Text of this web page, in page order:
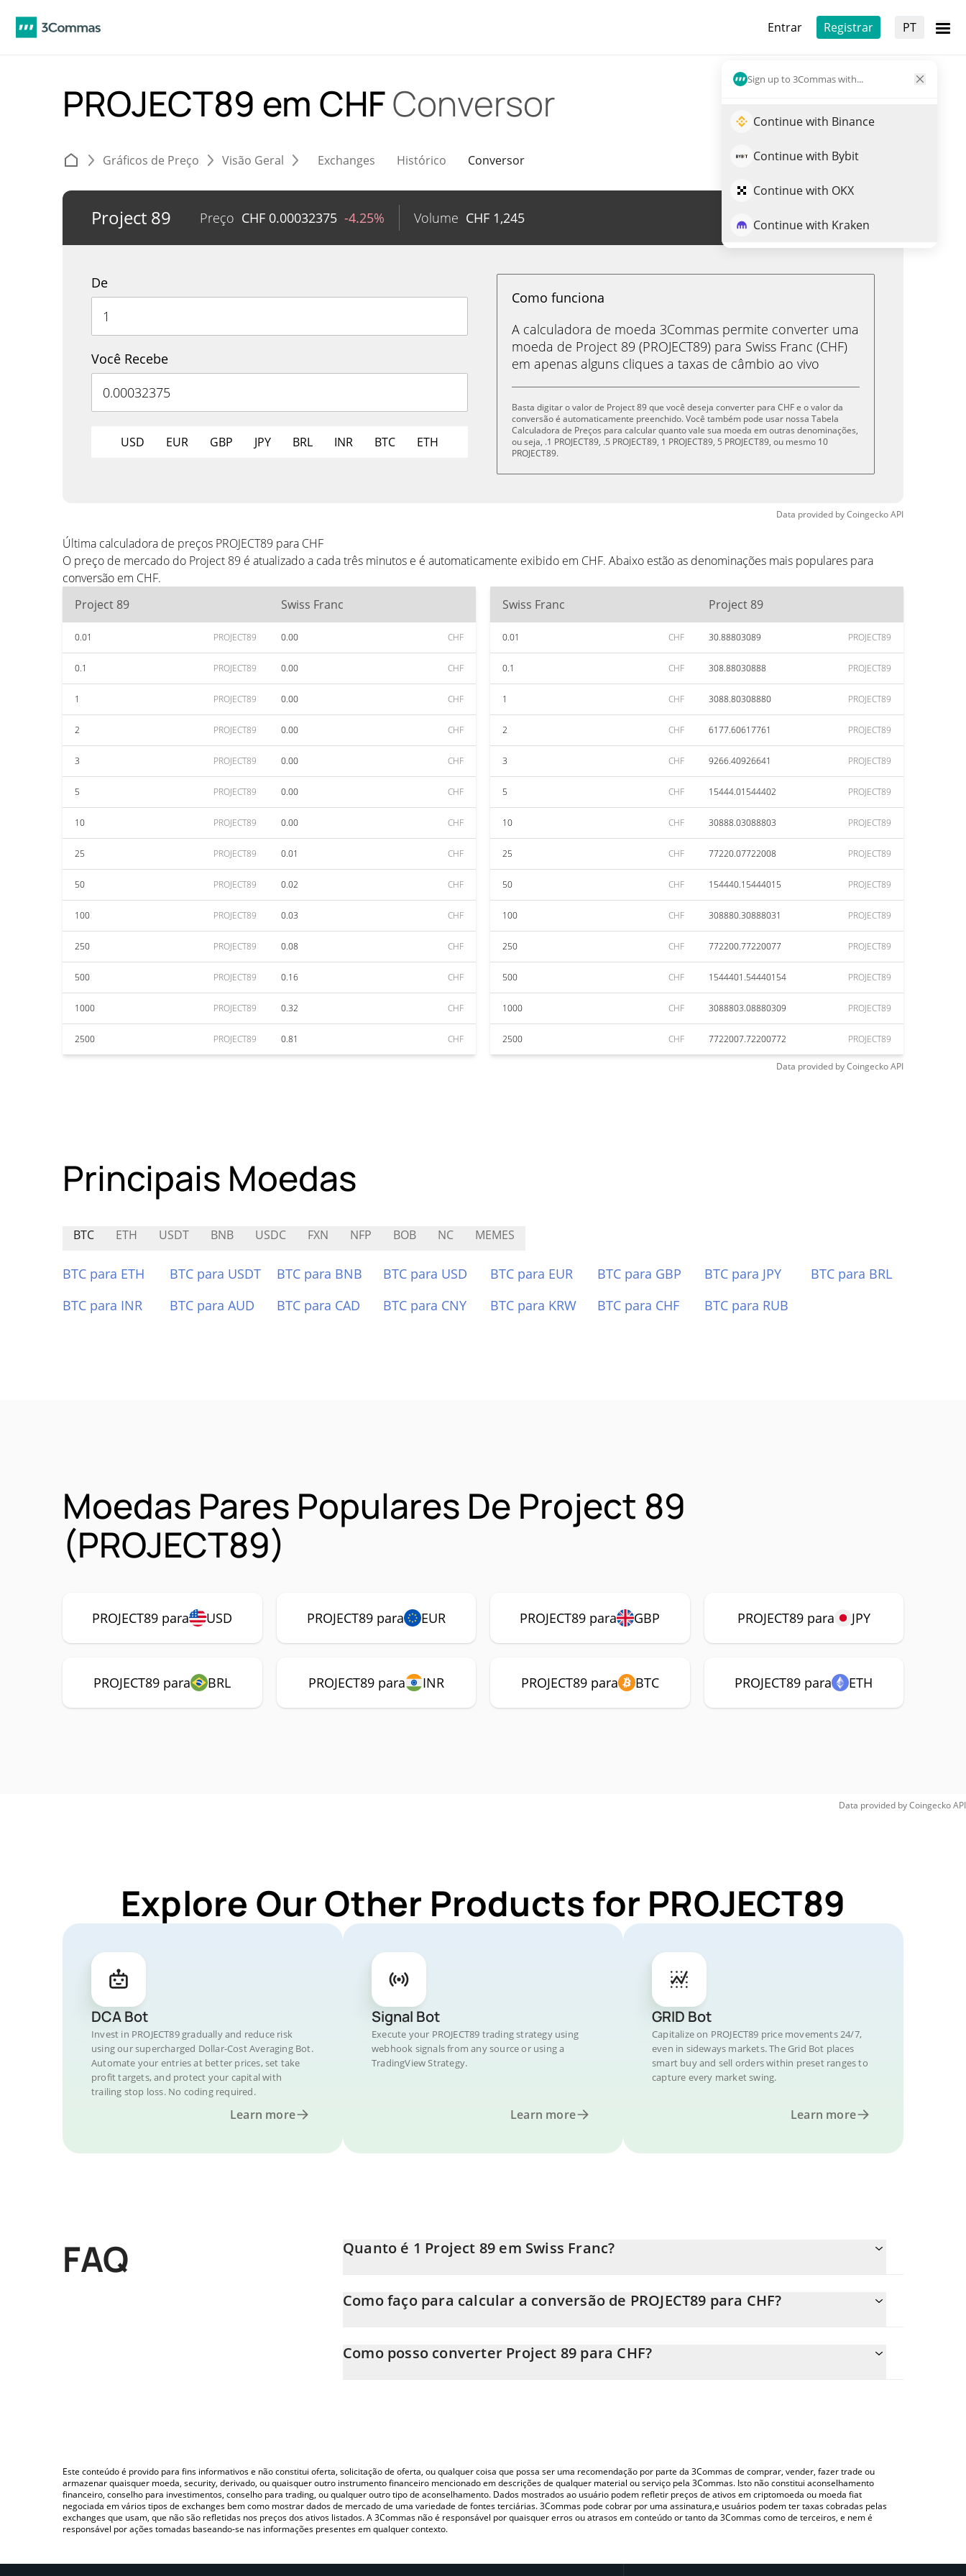
Entrar Registrar PT
Sign up to 3Commas with...
Continue with Binance
Continue with Bybit
Continue with OKX
Continue with Kraken
PROJECT89 em CHFConversor
Gráficos de Preço Visão Geral Exchanges Histórico Conversor
Project 89 Preço CHF 0.00032375 -4.25% Volume CHF 1,245 Trade de PROJECT89
De
Você Recebe
USD EUR GBP JPY BRL INR BTC ETH
Como funciona
A calculadora de moeda 3Commas permite converter uma
moeda de Project 89 (PROJECT89) para Swiss Franc (CHF)
em apenas alguns cliques a taxas de câmbio ao vivo
Basta digitar o valor de Project 89 que você deseja converter para CHF e o valor da
conversão é automaticamente preenchido. Você também pode usar nossa Tabela
Calculadora de Preços para calcular quanto vale sua moeda em outras denominações,
ou seja, .1 PROJECT89, .5 PROJECT89, 1 PROJECT89, 5 PROJECT89, ou mesmo 10
PROJECT89.
Data provided byCoingeckoAPI
Última calculadora de preços PROJECT89 para CHF
O preço de mercado do Project 89 é atualizado a cada três minutos e é automaticamente exibido em CHF. Abaixo estão as denominações mais populares para
conversão em CHF.
Project 89
Swiss Franc
0.01 PROJECT89 0.00 CHF
0.1 PROJECT89 0.00 CHF
1 PROJECT89 0.00 CHF
2 PROJECT89 0.00 CHF
3 PROJECT89 0.00 CHF
5 PROJECT89 0.00 CHF
10 PROJECT89 0.00 CHF
25 PROJECT89 0.01 CHF
50 PROJECT89 0.02 CHF
100 PROJECT89 0.03 CHF
250 PROJECT89 0.08 CHF
500 PROJECT89 0.16 CHF
1000 PROJECT89 0.32 CHF
2500 PROJECT89 0.81 CHF
Swiss Franc Project 89
0.01 CHF 30.88803089 PROJECT89
0.1 CHF 308.88030888 PROJECT89
1 CHF 3088.80308880 PROJECT89
2 CHF 6177.60617761 PROJECT89
3 CHF 9266.40926641 PROJECT89
5 CHF 15444.01544402 PROJECT89
10 CHF 30888.03088803 PROJECT89
25 CHF 77220.07722008 PROJECT89
50 CHF 154440.15444015 PROJECT89
100 CHF 308880.30888031 PROJECT89
250 CHF 772200.77220077 PROJECT89
500 CHF 1544401.54440154 PROJECT89
1000 CHF 3088803.08880309 PROJECT89
2500 CHF 7722007.72200772 PROJECT89
Data provided byCoingeckoAPI
Principais Moedas
BTC ETH USDT BNB USDC FXN NFP BOB NC MEMES
BTC para ETH BTC para USDT BTC para BNB BTC para USD BTC para EUR BTC para GBP BTC para JPY
BTC para BRL
BTC para INR
BTC para AUD BTC para CAD BTC para CNY BTC para KRW BTC para CHF BTC para RUB
Moedas Pares Populares De Project 89
(PROJECT89)
PROJECT89 para USD PROJECT89 para EUR PROJECT89 para GBP PROJECT89 para JPY
PROJECT89 para BRL PROJECT89 para INR PROJECT89 para BTC PROJECT89 para ETH
Data provided byCoingeckoAPI
Explore Our Other Products for PROJECT89
DCA Bot
Invest in PROJECT89 gradually and reduce risk
using our supercharged Dollar-Cost Averaging Bot.
Automate your entries at better prices, set take
profit targets, and protect your capital with
trailing stop loss. No coding required.
Learn more
Signal Bot
Execute your PROJECT89 trading strategy using
webhook signals from any source or using a
TradingView Strategy.
Learn more
GRID Bot
Capitalize on PROJECT89 price movements 24/7,
even in sideways markets. The Grid Bot places
smart buy and sell orders within preset ranges to
capture every market swing.
Learn more
FAQ Quanto é 1 Project 89 em Swiss Franc?
Neste momento, 1 Project 89 equivale a 0.00032375 CHF
Como faço para calcular a conversão de PROJECT89 para CHF?
simplesmente inserindo a quantidade de Project 89 no campo correspondente e converterá automaticamente o
valor em Swiss Franc (CHF).
Como posso converter Project 89 para CHF?
Este conteúdo é provido para fins informativos e não constitui oferta, solicitação de oferta, ou qualquer coisa que possa ser uma recomendação por parte da 3Commas de comprar, vender, fazer trade ou
armazenar quaisquer moeda, security, derivado, ou quaisquer outro instrumento financeiro mencionado em descrições de qualquer material ou serviço pela 3Commas. Isto não constitui aconselhamento
financeiro, conselho para investimentos, conselho para trading, ou qualquer outro tipo de aconselhamento. Dados mostrados ao usuário podem refletir preços de ativos em criptomoeda ou moeda fiat
negociada em vários tipos de exchanges bem como mostrar dados de mercado de uma variedade de fontes terciárias. 3Commas pode cobrar por uma assinatura,e usuários podem ter taxas cobradas pelas
exchanges que usam, que não são refletidas nos preços dos ativos listados. A 3Commas não é responsável por quaisquer erros ou atrasos em conteúdo or tanto da 3Commas como de terceiros, e nem é
responsável por ações tomadas baseando-se nas informações presentes em qualquer contexto.